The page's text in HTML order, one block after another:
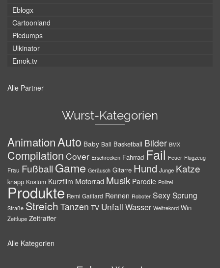
Eblogx
Cartoonland
Picdumps
Ulkinator
Emok.tv
Alle Partner
Wurst-Kategorien
AnimationAuto Baby Ball Basketball Bilder BMX
Compilation Cover Erschrecken Fahrrad Fail Feuer Flugzeug
Frau Fußball Game Geräusch Gitarre Hund Junge Katze
knapp Kostüm Kurzfilm Motorrad Musik Parodie Polizei
Produkte Remi Gaillard Rennen Roboter SexySprung
Straße Streich Tanzen TV Unfall Wasser Weltrekord Win
Zeitlupe Zeitraffer
Alle Kategorien